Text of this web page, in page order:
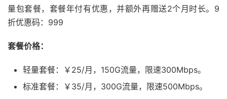
量包套餐，套餐年付有优惠，并额外再赠送2个月时长。9
折优惠码：999
套餐价格：
轻量套餐：￥25/月，150G流量，限速300Mbps。
标准套餐：￥35/月，300G流量，限速500Mbps。